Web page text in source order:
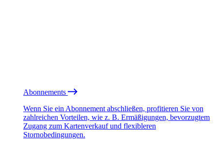
Abonnements
Wenn Sie ein Abonnement abschließen, profitieren Sie von
zahlreichen Vorteilen, wie z. B. Ermäßigungen, bevorzugtem
Zugang zum Kartenverkauf und flexibleren
Stornobedingungen.